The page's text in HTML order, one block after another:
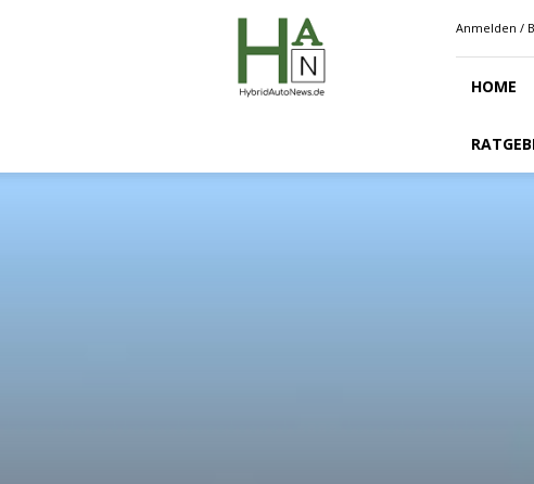
Hybridautonews.de
Anmelden /
HOME